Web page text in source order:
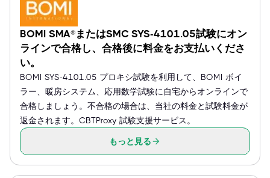
BOMI SMA®またはSMC SYS-4101.05試験にオン
ラインで合格し、合格後に料金をお支払いくださ
い。
BOMI SYS-4101.05 プロキシ試験を利用して、BOMI ボイ
ラー、暖房システム、応用数学試験に自宅からオンラインで
合格しましょう。不合格の場合は、当社の料金と試験料金が
返金されます。CBTProxy 試験支援サービス。
もっと見る